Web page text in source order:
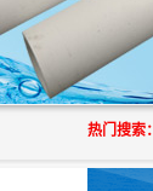
热门搜索：